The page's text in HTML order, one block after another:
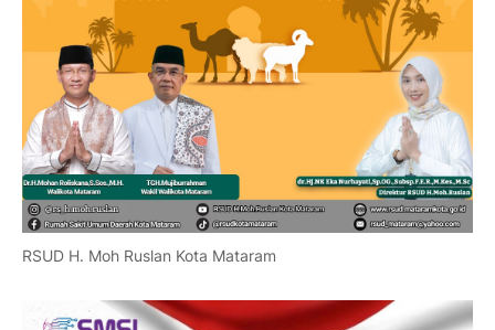
RSUD H. Moh Ruslan Kota Mataram